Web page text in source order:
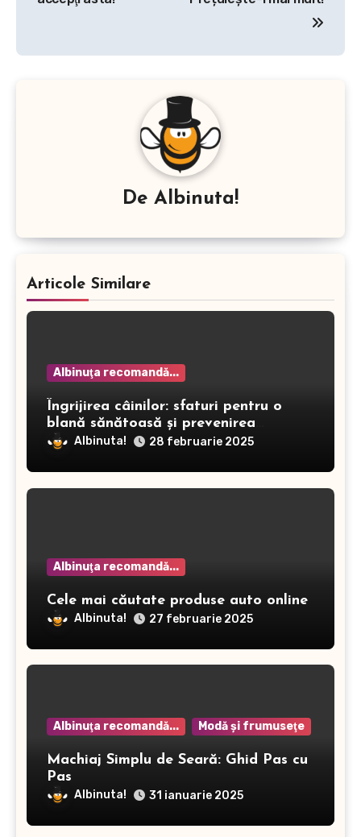
De Albinuta!
Articole Similare
Albinuţa recomandă...
Îngrijirea câinilor: sfaturi pentru o
blană sănătoasă și prevenirea
dermatitei
Albinuta! 28 februarie 2025
Albinuţa recomandă...
Cele mai căutate produse auto online
Albinuta! 27 februarie 2025
Albinuţa recomandă... Modă şi frumuseţe
Machiaj Simplu de Seară: Ghid Pas cu
Pas
Albinuta! 31 ianuarie 2025